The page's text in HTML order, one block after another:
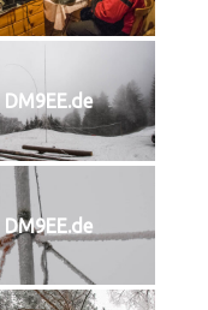
DM9EE.de
DM9EE.de